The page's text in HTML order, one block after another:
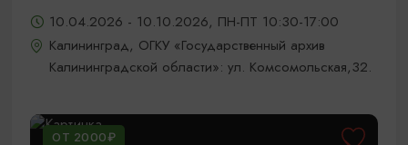
10.04.2026 - 10.10.2026, ПН-ПТ 10:30-17:00
Калининград, ОГКУ «Государственный архив
Калининградской области»: ул. Комсомольская,32.
ОТ 2000₽